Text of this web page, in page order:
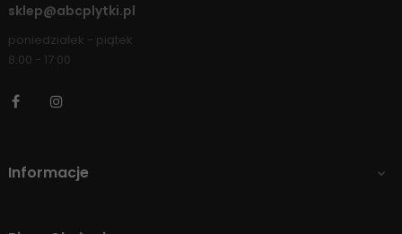
sklep@abcplytki.pl
poniedziałek - piątek
8:00 - 17:00
Facebook
Informacje 